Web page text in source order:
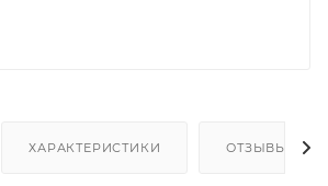
ХАРАКТЕРИСТИКИ ОТЗЫВЫ